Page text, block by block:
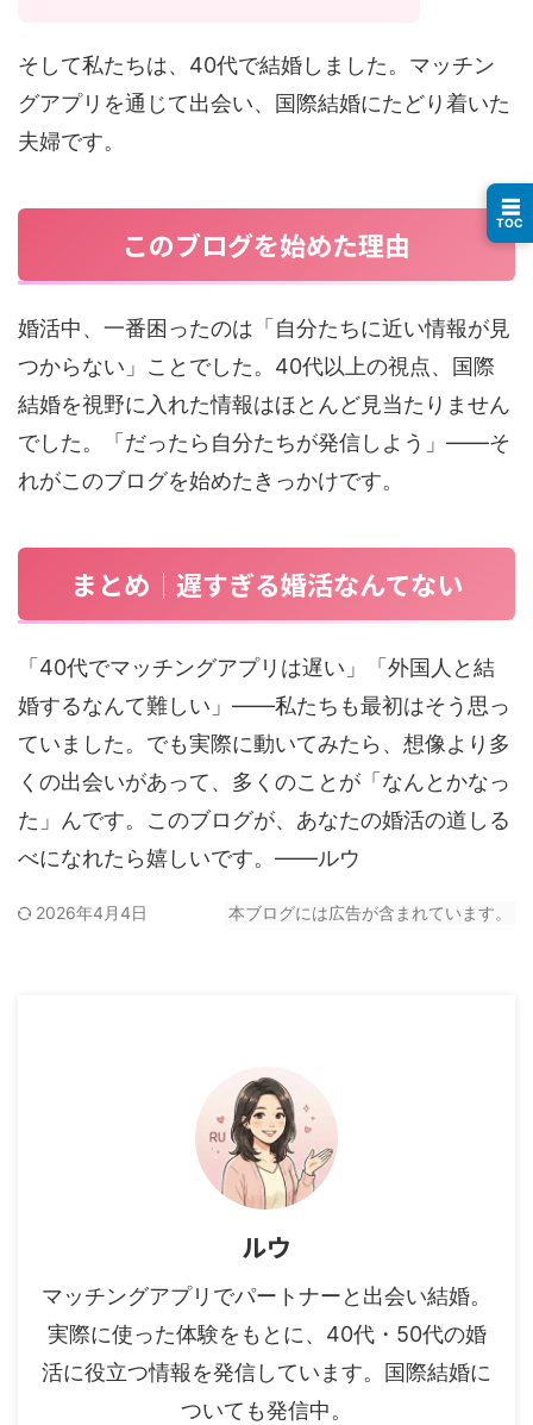
そして私たちは、40代で結婚しました。マッチン
グアプリを通じて出会い、国際結婚にたどり着いた
夫婦です。
このブログを始めた理由
婚活中、一番困ったのは「自分たちに近い情報が見
つからない」ことでした。40代以上の視点、国際
結婚を視野に入れた情報はほとんど見当たりません
でした。「だったら自分たちが発信しよう」——そ
れがこのブログを始めたきっかけです。
まとめ｜遅すぎる婚活なんてない
「40代でマッチングアプリは遅い」「外国人と結
婚するなんて難しい」——私たちも最初はそう思っ
ていました。でも実際に動いてみたら、想像より多
くの出会いがあって、多くのことが「なんとかなっ
た」んです。このブログが、あなたの婚活の道しる
べになれたら嬉しいです。——ルウ
2026年4月4日 本ブログには広告が含まれています。
ルウ
マッチングアプリでパートナーと出会い結婚。
実際に使った体験をもとに、40代・50代の婚
活に役立つ情報を発信しています。国際結婚に
ついても発信中。
☰
TOC